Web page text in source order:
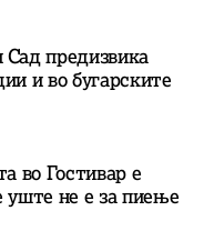
Сад предизвика
и во бугарските
во Гостивар е
уште не е за пиење